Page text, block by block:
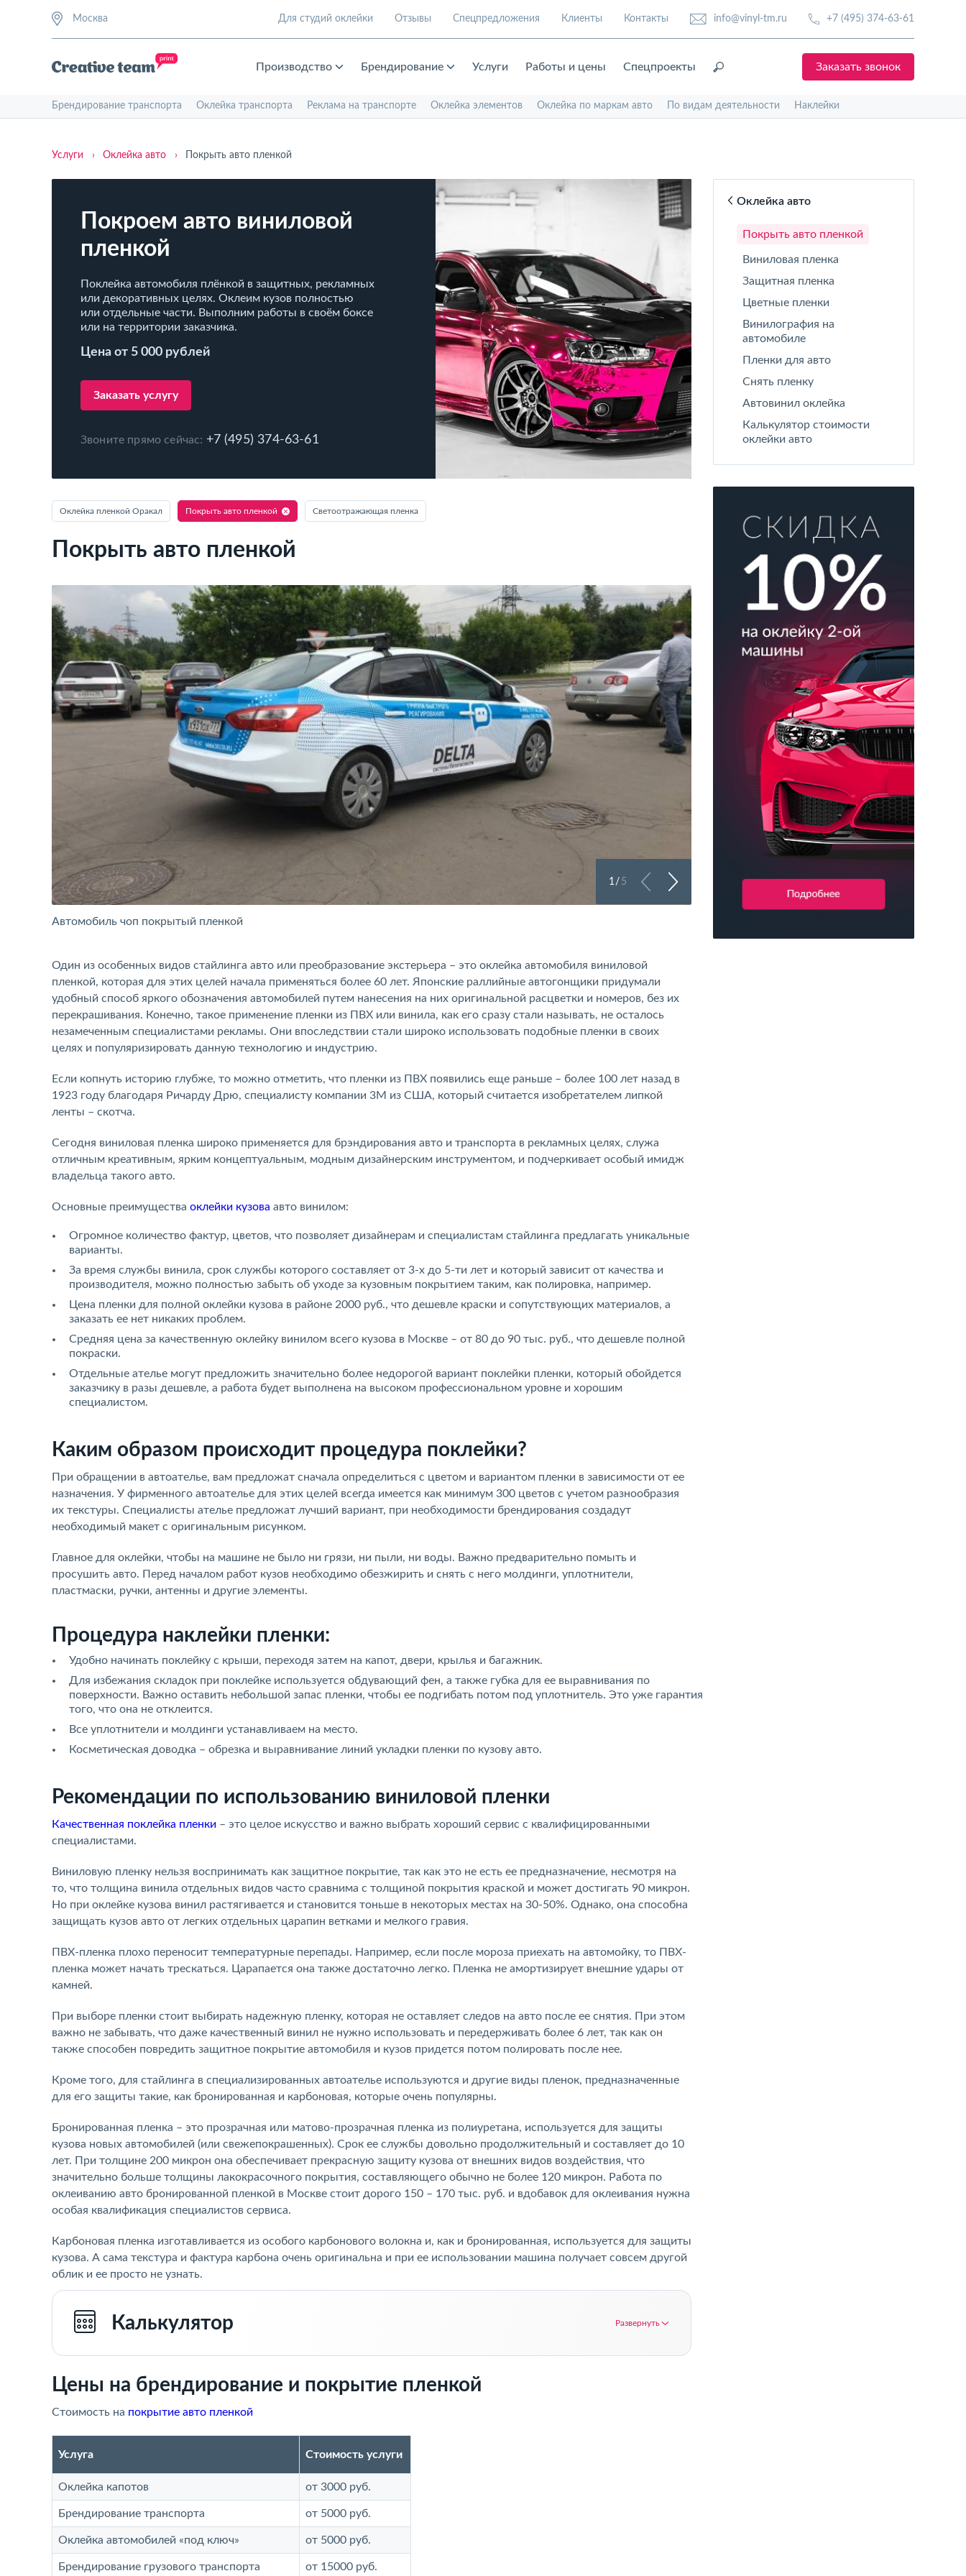
Москва Для студий оклейки Отзывы Спецпредложения Клиенты Контакты info@vinyl-tm.ru +7 (495) 374-63-61
Производство Брендирование Услуги Работы и цены Спецпроекты Заказать звонок
Брендирование транспорта Оклейка транспорта Реклама на транспорте Оклейка элементов Оклейка по маркам авто По видам деятельности Наклейки
Услуги › Оклейка авто › Покрыть авто пленкой
Покроем авто виниловой
пленкой
Поклейка автомобиля плёнкой в защитных, рекламных
или декоративных целях. Оклеим кузов полностью
или отдельные части. Выполним работы в своём боксе
или на территории заказчика.
Цена от 5 000 рублей
Заказать услугу
Звоните прямо сейчас: +7 (495) 374-63-61
Оклейка пленкой Оракал Покрыть авто пленкой Светоотражающая пленка
Покрыть авто пленкой
Автомобиль чоп покрытый пленкой
1/5
Один из особенных видов стайлинга авто или преобразование экстерьера – это оклейка автомобиля виниловой
пленкой, которая для этих целей начала применяться более 60 лет. Японские раллийные автогонщики придумали
удобный способ яркого обозначения автомобилей путем нанесения на них оригинальной расцветки и номеров, без их
перекрашивания. Конечно, такое применение пленки из ПВХ или винила, как его сразу стали называть, не осталось
незамеченным специалистами рекламы. Они впоследствии стали широко использовать подобные пленки в своих
целях и популяризировать данную технологию и индустрию.
Если копнуть историю глубже, то можно отметить, что пленки из ПВХ появились еще раньше – более 100 лет назад в
1923 году благодаря Ричарду Дрю, специалисту компании 3М из США, который считается изобретателем липкой
ленты – скотча.
Сегодня виниловая пленка широко применяется для брэндирования авто и транспорта в рекламных целях, служа
отличным креативным, ярким концептуальным, модным дизайнерским инструментом, и подчеркивает особый имидж
владельца такого авто.
Основные преимущества оклейки кузова авто винилом:
Огромное количество фактур, цветов, что позволяет дизайнерам и специалистам стайлинга предлагать уникальные
варианты.
За время службы винила, срок службы которого составляет от 3-х до 5-ти лет и который зависит от качества и
производителя, можно полностью забыть об уходе за кузовным покрытием таким, как полировка, например.
Цена пленки для полной оклейки кузова в районе 2000 руб., что дешевле краски и сопутствующих материалов, а
заказать ее нет никаких проблем.
Средняя цена за качественную оклейку винилом всего кузова в Москве – от 80 до 90 тыс. руб., что дешевле полной
покраски.
Отдельные ателье могут предложить значительно более недорогой вариант поклейки пленки, который обойдется
заказчику в разы дешевле, а работа будет выполнена на высоком профессиональном уровне и хорошим
специалистом.
Каким образом происходит процедура поклейки?
При обращении в автоателье, вам предложат сначала определиться с цветом и вариантом пленки в зависимости от ее
назначения. У фирменного автоателье для этих целей всегда имеется как минимум 300 цветов с учетом разнообразия
их текстуры. Специалисты ателье предложат лучший вариант, при необходимости брендирования создадут
необходимый макет с оригинальным рисунком.
Главное для оклейки, чтобы на машине не было ни грязи, ни пыли, ни воды. Важно предварительно помыть и
просушить авто. Перед началом работ кузов необходимо обезжирить и снять с него молдинги, уплотнители,
пластмаски, ручки, антенны и другие элементы.
Процедура наклейки пленки:
Удобно начинать поклейку с крыши, переходя затем на капот, двери, крылья и багажник.
Для избежания складок при поклейке используется обдувающий фен, а также губка для ее выравнивания по
поверхности. Важно оставить небольшой запас пленки, чтобы ее подгибать потом под уплотнитель. Это уже гарантия
того, что она не отклеится.
Все уплотнители и молдинги устанавливаем на место.
Косметическая доводка – обрезка и выравнивание линий укладки пленки по кузову авто.
Рекомендации по использованию виниловой пленки
Качественная поклейка пленки – это целое искусство и важно выбрать хороший сервис с квалифицированными
специалистами.
Виниловую пленку нельзя воспринимать как защитное покрытие, так как это не есть ее предназначение, несмотря на
то, что толщина винила отдельных видов часто сравнима с толщиной покрытия краской и может достигать 90 микрон.
Но при оклейке кузова винил растягивается и становится тоньше в некоторых местах на 30-50%. Однако, она способна
защищать кузов авто от легких отдельных царапин ветками и мелкого гравия.
ПВХ-пленка плохо переносит температурные перепады. Например, если после мороза приехать на автомойку, то ПВХ-
пленка может начать трескаться. Царапается она также достаточно легко. Пленка не амортизирует внешние удары от
камней.
При выборе пленки стоит выбирать надежную пленку, которая не оставляет следов на авто после ее снятия. При этом
важно не забывать, что даже качественный винил не нужно использовать и передерживать более 6 лет, так как он
также способен повредить защитное покрытие автомобиля и кузов придется потом полировать после нее.
Кроме того, для стайлинга в специализированных автоателье используются и другие виды пленок, предназначенные
для его защиты такие, как бронированная и карбоновая, которые очень популярны.
Бронированная пленка – это прозрачная или матово-прозрачная пленка из полиуретана, используется для защиты
кузова новых автомобилей (или свежепокрашенных). Срок ее службы довольно продолжительный и составляет до 10
лет. При толщине 200 микрон она обеспечивает прекрасную защиту кузова от внешних видов воздействия, что
значительно больше толщины лакокрасочного покрытия, составляющего обычно не более 120 микрон. Работа по
оклеиванию авто бронированной пленкой в Москве стоит дорого 150 – 170 тыс. руб. и вдобавок для оклеивания нужна
особая квалификация специалистов сервиса.
Карбоновая пленка изготавливается из особого карбонового волокна и, как и бронированная, используется для защиты
кузова. А сама текстура и фактура карбона очень оригинальна и при ее использовании машина получает совсем другой
облик и ее просто не узнать.
Калькулятор Развернуть
Цены на брендирование и покрытие пленкой
Стоимость на покрытие авто пленкой
Услуга Стоимость услуги
Оклейка капотов от 3000 руб.
Брендирование транспорта от 5000 руб.
Оклейка автомобилей «под ключ» от 5000 руб.
Брендирование грузового транспорта от 15000 руб.
Оклейка авто
Покрыть авто пленкой
Виниловая пленка
Защитная пленка
Цветные пленки
Винилография на
автомобиле
Пленки для авто
Снять пленку
Автовинил оклейка
Калькулятор стоимости
оклейки авто